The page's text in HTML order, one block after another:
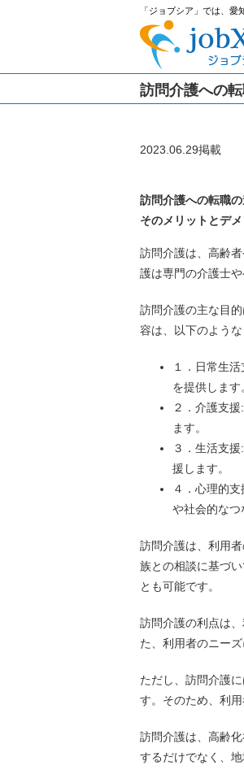
「ジョブシア」では、愛
訪問介護への
2023.06.29掲載
訪問介護への転職
そのメリットとデ
訪問介護は、高齢
護は専門の介護士
訪問介護の主な目
容は、以下のような
１．日常生
を提供します
２．介護支
ます。
３．生活支
援します。
４．心理的
や社会的なつ
訪問介護は、利用
族との相談に基づ
とも可能です。
訪問介護の利点は
た、利用者のニー
ただし、訪問介護
す。そのため、利
訪問介護は、高齢
するだけでなく、